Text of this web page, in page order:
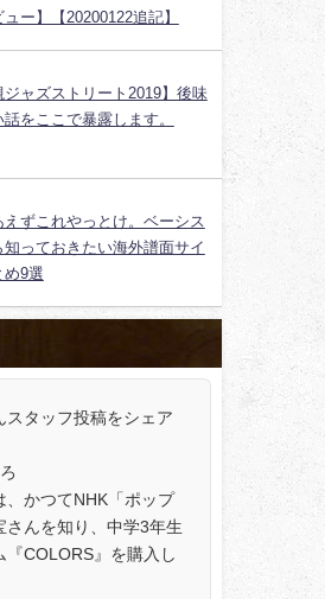
ー】【20200122追記】
ジャズストリート2019】後味
話をここで暴露します。
えずこれやっとけ。ベーシス
知っておきたい海外譜面サイ
め9選
スタッフ投稿をシェア
、かつてNHK「ポップ
さんを知り、中学3年生
『COLORS』を購入し